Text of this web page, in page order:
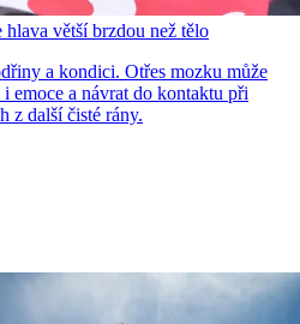
větší brzdou než tělo
a kondici. Otřes mozku může
emoce a návrat do kontaktu při
z další čisté rány.